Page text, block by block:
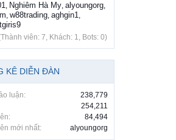
, Nghiêm Hà My, alyoungorg,
, w88trading, aghgin1,
viên: 7, Khách: 1, Bots: 0)
KÊ DIỄN ĐÀN
luận:
238,779
254,211
84,494
mới nhất:
alyoungorg